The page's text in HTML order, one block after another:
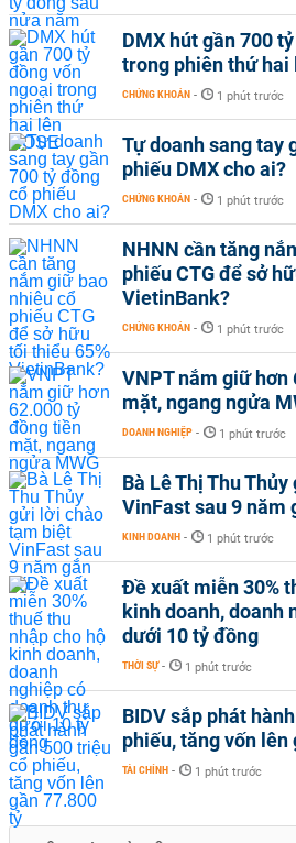
DMX hút gần 700
trong phiên thứ hai
CHỨNG KHOÁN - 1 phút trước
Tự doanh sang tay
phiếu DMX cho ai?
CHỨNG KHOÁN - 1 phút trước
NHNN cần tăng
phiếu CTG để sở
VietinBank?
CHỨNG KHOÁN - 1 phút trước
VNPT nắm giữ
mặt, ngang ngửa
DOANH NGHIỆP - 1 phút trước
Bà Lê Thị Thu
VinFast sau 9 năm
KINH DOANH - 1 phút trước
Đề xuất miễn 30%
kinh doanh, doanh
dưới 10 tỷ đồng
THỜI SỰ - 1 phút trước
BIDV sắp phát
phiếu, tăng vốn lên
TÀI CHÍNH - 1 phút trước